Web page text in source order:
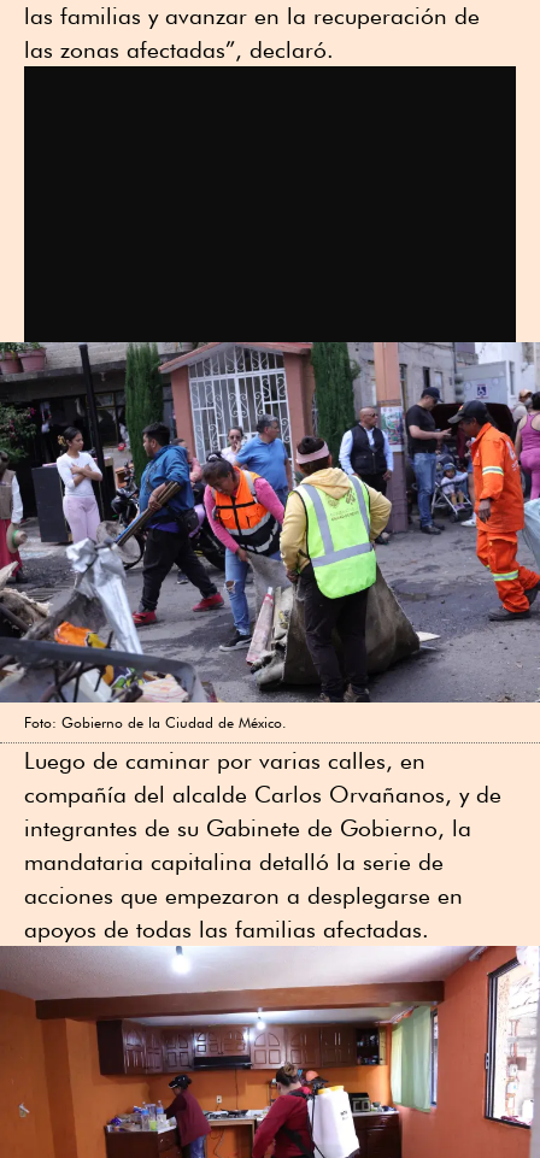
las familias y avanzar en la recuperación de
las zonas afectadas”, declaró.
Foto: Gobierno de la Ciudad de México.
Luego de caminar por varias calles, en
compañía del alcalde Carlos Orvañanos, y de
integrantes de su Gabinete de Gobierno, la
mandataria capitalina detalló la serie de
acciones que empezaron a desplegarse en
apoyos de todas las familias afectadas.